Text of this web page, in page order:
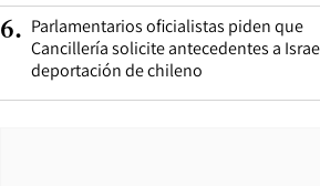
6. Parlamentarios oficialistas piden que
Cancillería solicite antecedentes a
deportación de chileno